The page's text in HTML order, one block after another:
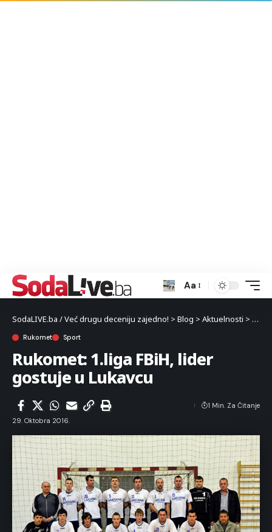
Aa
SodaLIVE.ba / Već drugu deceniju zajedno! > Blog > Aktuelnosti > Sport
Rukomet Sport
Rukomet: 1.liga FBiH, lider
gostuje u Lukavcu
29. Oktobra 2016.
1 Min. Za Čitanje